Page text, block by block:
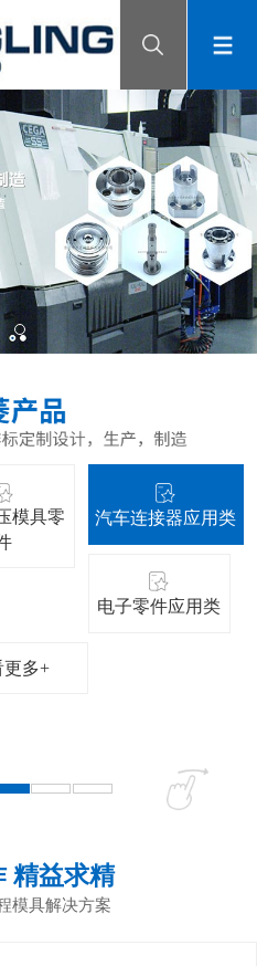
模具零
汽车连接器应用类
电子零件应用类
更多+
精益求精
模具解决方案